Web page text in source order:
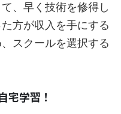
、早く技術を修得し
方が収入を手にする
スクールを選択する
宅学習！